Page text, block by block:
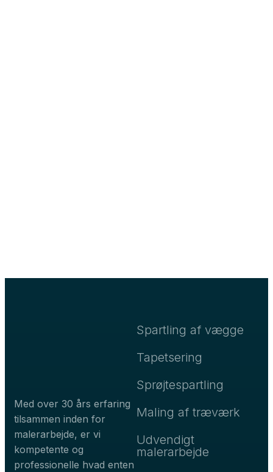
Med over 30 års erfaring
tilsammen inden for
malerarbejde, er vi
kompetente og
professionelle hvad enten
Spartling af vægge
Tapetsering
Sprøjtespartling
Maling af træværk
Udvendigt
malerarbejde